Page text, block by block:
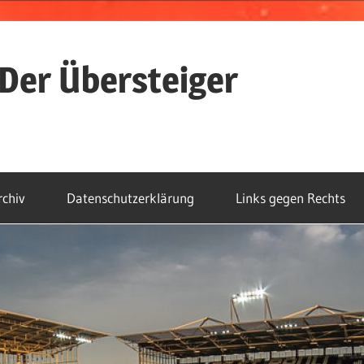
Der Übersteiger
Datenschutzerklärung Links gegen Rechts